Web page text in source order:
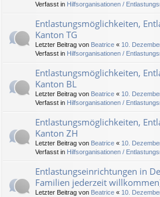
Verfasst in Hilfsorganisationen /
Entlastungsmöglichkeiten,
Kanton TG
Letzter Beitrag von Beatrice « 10.
Verfasst in Hilfsorganisationen /
Entlastungsmöglichkeiten,
Kanton BL
Letzter Beitrag von Beatrice « 10.
Verfasst in Hilfsorganisationen /
Entlastungsmöglichkeiten,
Kanton ZH
Letzter Beitrag von Beatrice « 10.
Verfasst in Hilfsorganisationen /
Entlastungseinrichtungen in
Familien jederzeit
Letzter Beitrag von Beatrice « 10.